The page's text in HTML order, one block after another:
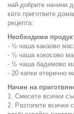
най-добрите начини
като приготвите
рецепта:
Необходими
- ½ чаша какаово
- ½ чаша кокосово
- ½ чаша бадемово
- 20 капки етерично
Начин на
1. Смесете всички
2. Разтопете всички